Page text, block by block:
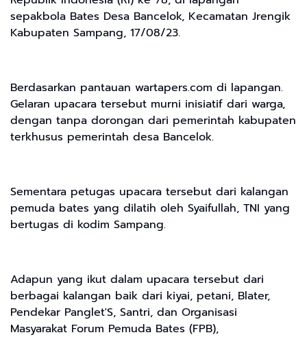
sepakbola Bates Desa Bancelok, Kecamatan Jrengik
Kabupaten Sampang, 17/08/23.
Berdasarkan pantauan wartapers.com di lapangan.
Gelaran upacara tersebut murni inisiatif dari warga,
dengan tanpa dorongan dari pemerintah kabupaten
terkhusus pemerintah desa Bancelok.
Sementara petugas upacara tersebut dari kalangan
pemuda bates yang dilatih oleh Syaifullah, TNI yang
bertugas di kodim Sampang.
Adapun yang ikut dalam upacara tersebut dari
berbagai kalangan baik dari kiyai, petani, Blater,
Pendekar Panglet'S, Santri, dan Organisasi
Masyarakat Forum Pemuda Bates (FPB),